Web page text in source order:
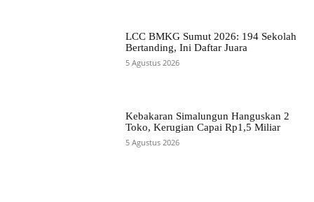
LCC BMKG Sumut 2026: 194 Sekolah
Bertanding, Ini Daftar Juara
5 Agustus 2026
Kebakaran Simalungun Hanguskan 2
Toko, Kerugian Capai Rp1,5 Miliar
5 Agustus 2026